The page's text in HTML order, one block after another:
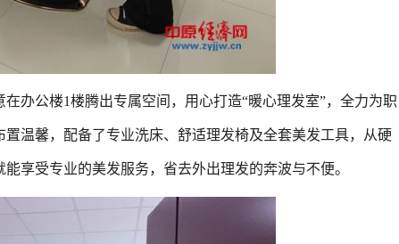
公楼1楼腾出专属空间，用心打造“暖心理发室”，全力为职
温馨，配备了专业洗床、舒适理发椅及全套美发工具，从硬
享受专业的美发服务，省去外出理发的奔波与不便。